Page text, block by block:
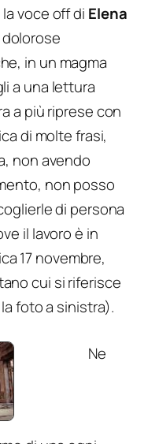
voce off di Elena
in un magma
a una lettura
a più riprese con
di molte frasi,
non avendo
non posso
di persona
il lavoro è in
17 novembre,
cui si riferisce
foto a sinistra).
Ne